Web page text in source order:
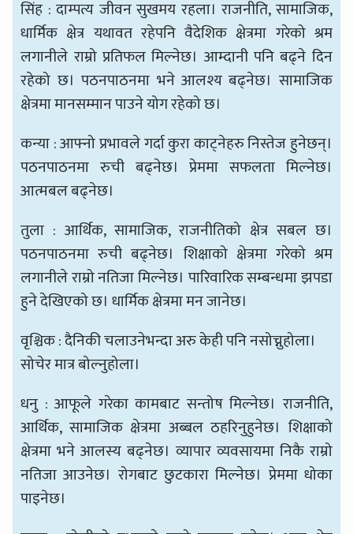
सिंह : दाम्पत्य जीवन सुखमय रहला। राजनीति, सामाजिक,
धार्मिक क्षेत्र यथावत रहेपनि वैदेशिक क्षेत्रमा गरेको श्रम
लगानीले राम्रो प्रतिफल मिल्नेछ। आम्दानी पनि बढ्ने दिन
रहेको छ। पठनपाठनमा भने आलश्य बढ्नेछ। सामाजिक
क्षेत्रमा मानसम्मान पाउने योग रहेको छ।
कन्या : आफ्नो प्रभावले गर्दा कुरा काट्नेहरु निस्तेज हुनेछन्।
पठनपाठनमा रुची बढ्नेछ। प्रेममा सफलता मिल्नेछ।
आत्मबल बढ्नेछ।
तुला : आर्थिक, सामाजिक, राजनीतिको क्षेत्र सबल छ।
पठनपाठनमा रुची बढ्नेछ। शिक्षाको क्षेत्रमा गरेको श्रम
लगानीले राम्रो नतिजा मिल्नेछ। पारिवारिक सम्बन्धमा झपडा
हुने देखिएको छ। धार्मिक क्षेत्रमा मन जानेछ।
वृश्चिक : दैनिकी चलाउनेभन्दा अरु केही पनि नसोच्नुहोला।
सोचेर मात्र बोल्नुहोला।
धनु : आफूले गरेका कामबाट सन्तोष मिल्नेछ। राजनीति,
आर्थिक, सामाजिक क्षेत्रमा अब्बल ठहरिनुहुनेछ। शिक्षाको
क्षेत्रमा भने आलस्य बढ्नेछ। व्यापार व्यवसायमा निकै राम्रो
नतिजा आउनेछ। रोगबाट छुटकारा मिल्नेछ। प्रेममा धोका
पाइनेछ।